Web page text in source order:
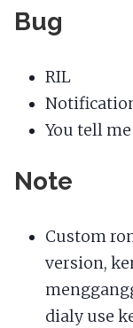
Bug
RIL
You tell me
Note
Custom
version,
dialy use